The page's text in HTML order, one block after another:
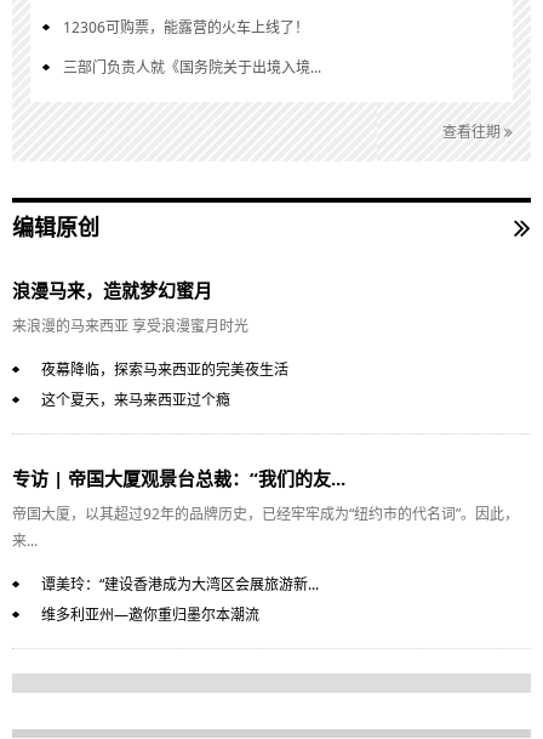
12306可购票，能露营的火车上线了！
三部门负责人就《国务院关于出境入境...
查看往期
编辑原创
浪漫马来，造就梦幻蜜月
来浪漫的马来西亚 享受浪漫蜜月时光
夜幕降临，探索马来西亚的完美夜生活
这个夏天，来马来西亚过个瘾
专访 | 帝国大厦观景台总裁：“我们的友...
帝国大厦，以其超过92年的品牌历史，已经牢牢成为“纽约市的代名词”。因此，
来...
谭美玲：“建设香港成为大湾区会展旅游新...
维多利亚州—邀你重归墨尔本潮流